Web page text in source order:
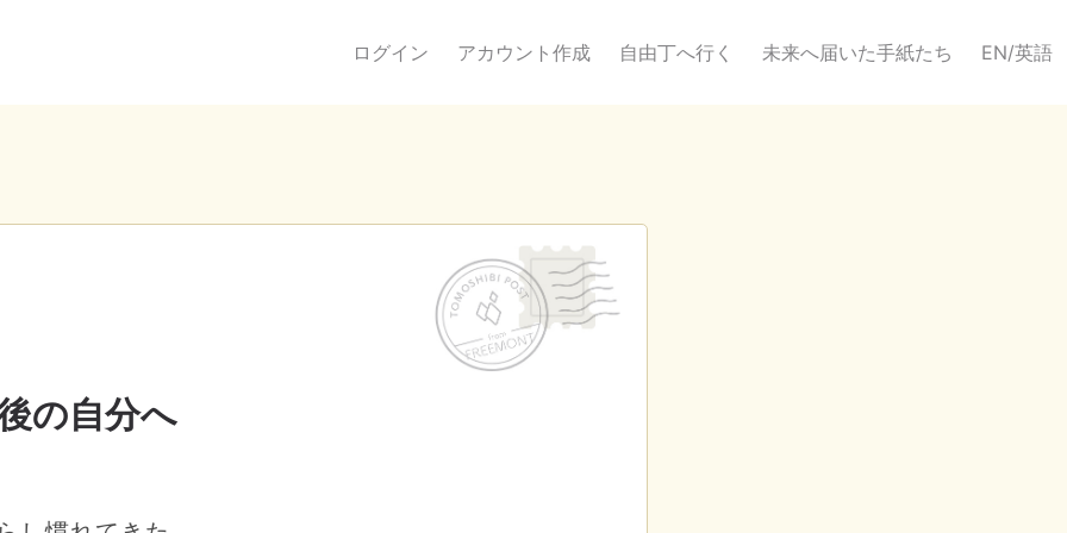
ログイン アカウント作成 自由丁へ行く 未来へ届いた手紙たち EN/英語
の自分へ